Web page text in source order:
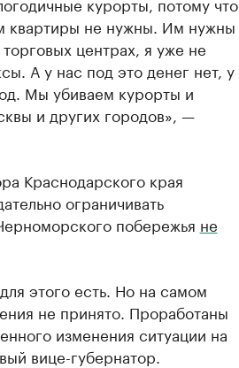
квартиры не нужны. Им нужны
центрах, я уже не
А у нас под это денег нет, у
Мы убиваем курорты и
и других городов», —
Краснодарского края
ограничивать
побережья не
этого есть. Но на самом
не принято. Проработаны
изменения ситуации на
вице-губернатор.